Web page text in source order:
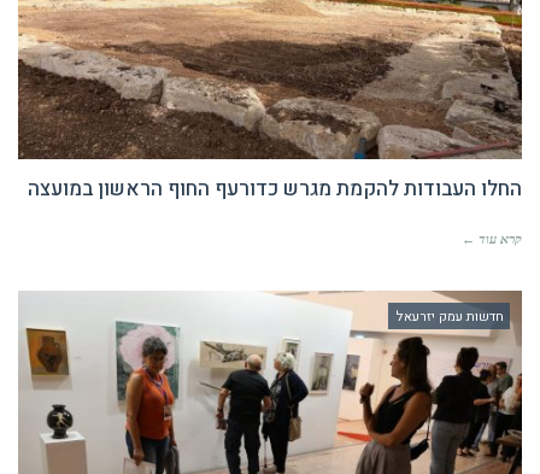
החלו העבודות להקמת מגרש כדורעף החוף הראשון במועצה
קרא עוד ←
חדשות עמק יזרעאל